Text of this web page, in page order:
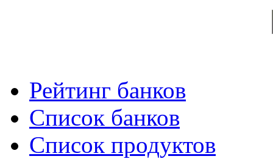
Рейтинг банков
Список банков
Список продуктов